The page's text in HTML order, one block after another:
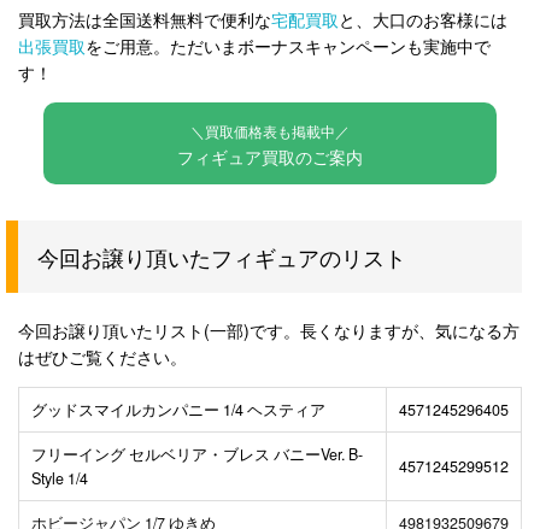
買取方法は全国送料無料で便利な宅配買取 と、大口のお客様には
出張買取をご用意。ただいまボーナスキャンペーンも実施中で
す！
＼買取価格表も掲載中／
フィギュア買取のご案内
今回お譲り頂いたフィギュアのリスト
今回お譲り頂いたリスト(一部)です。長くなりますが、気になる方
はぜひご覧ください。
グッドスマイルカンパニー 1/4 ヘスティア 4571245296405
フリーイング セルベリア・ブレス バニーVer. B-
Style 1/4
4571245299512
ホビージャパン 1/7 ゆきめ 4981932509679